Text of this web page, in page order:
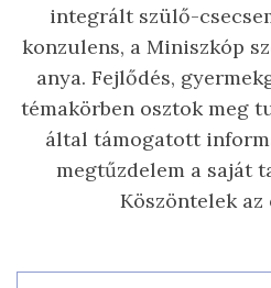
integrált szülő-
konzulens, a Miniszkóp
anya. Fejlődés,
témakörben osztok meg
által támogatott
megtűzdelem a saját
Köszöntelek az